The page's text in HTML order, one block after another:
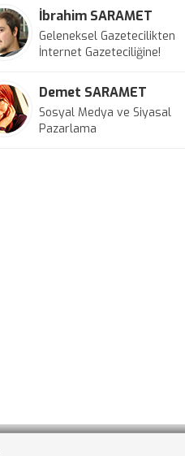
İbrahim SARAMET
Geleneksel Gazetecilikten
İnternet Gazeteciliğine!
Demet SARAMET
Sosyal Medya ve Siyasal
Pazarlama